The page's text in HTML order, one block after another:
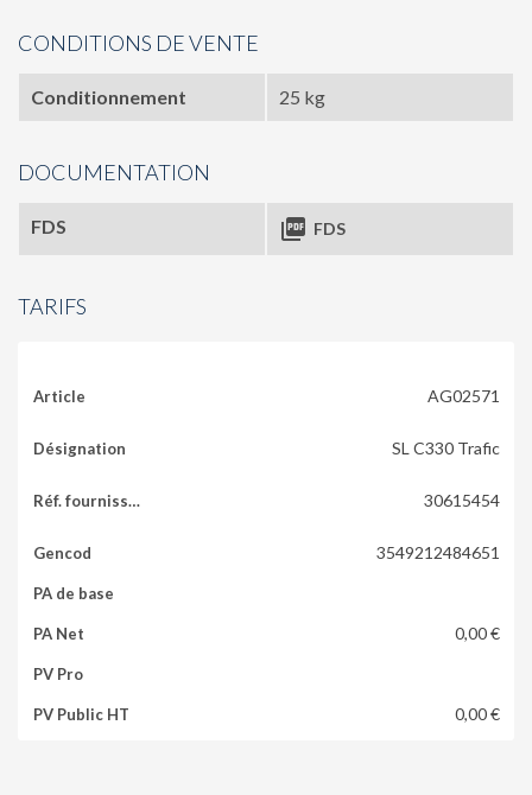
CONDITIONS DE VENTE
Conditionnement 25 kg
DOCUMENTATION
FDS  FDS
TARIFS
AG02571
SL C330 Trafic
30615454
3549212484651
0,00 €
0,00 €